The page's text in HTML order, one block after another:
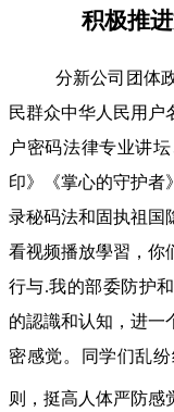
积极推
分新公司团体
民群众中华人民用户
户密码法律专业讲
印》《掌心的守护者
录秘码法和固执祖国
看视频播放學習，你
行与.我的部委防护
的認識和认知，进一
密感觉。同学们乱
则，挺高人体严防感